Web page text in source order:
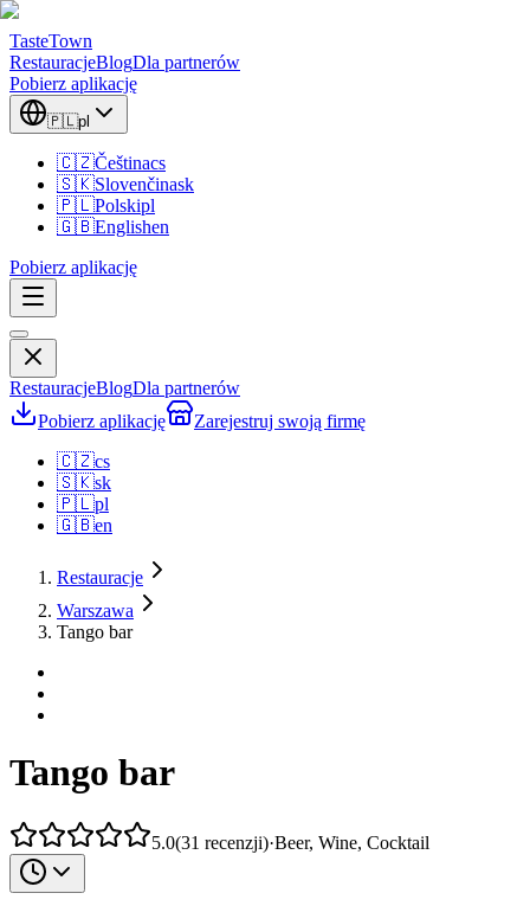
TasteTown
RestauracjeBlogDla partnerów
Pobierz aplikację
🇵🇱pl
🇨🇿Češtinacs
🇸🇰Slovenčinask
🇵🇱Polskipl
🇬🇧Englishen
Pobierz aplikację
RestauracjeBlogDla partnerów
Pobierz aplikację
Zarejestruj swoją firmę
🇨🇿cs
🇸🇰sk
🇵🇱pl
🇬🇧en
Restauracje
Warszawa
Tango bar
Tango bar
5.0(31 recenzji)·Beer, Wine, Cocktail